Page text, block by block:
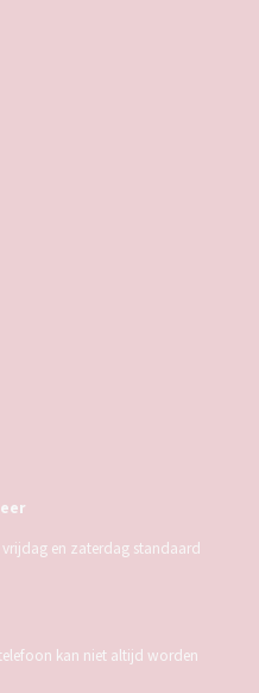
en zaterdag standaard
kan niet altijd worden